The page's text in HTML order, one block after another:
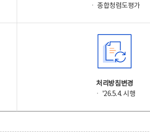
ㆍ 종합청렴도평가
처리방침변경
ㆍ '26.5.4. 시행